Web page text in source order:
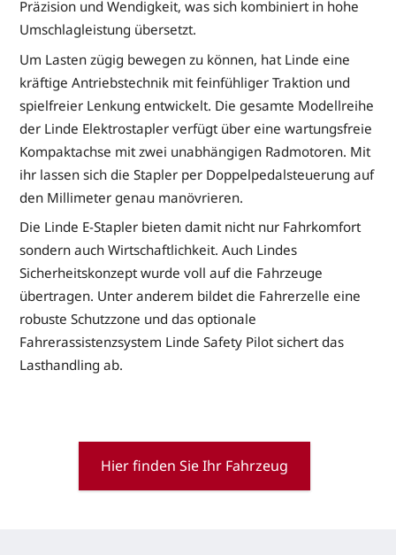
Präzision und Wendigkeit, was sich kombiniert in hohe
Umschlagleistung übersetzt.
Um Lasten zügig bewegen zu können, hat Linde eine
kräftige Antriebstechnik mit feinfühliger Traktion und
spielfreier Lenkung entwickelt. Die gesamte Modellreihe
der Linde Elektrostapler verfügt über eine wartungsfreie
Kompaktachse mit zwei unabhängigen Radmotoren. Mit
ihr lassen sich die Stapler per Doppelpedalsteuerung auf
den Millimeter genau manövrieren.
Die Linde E-Stapler bieten damit nicht nur Fahrkomfort
sondern auch Wirtschaftlichkeit. Auch Lindes
Sicherheitskonzept wurde voll auf die Fahrzeuge
übertragen. Unter anderem bildet die Fahrerzelle eine
robuste Schutzzone und das optionale
Fahrerassistenzsystem Linde Safety Pilot sichert das
Lasthandling ab.
Hier finden Sie Ihr Fahrzeug